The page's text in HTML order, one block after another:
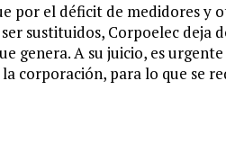
por el déficit de medidores y
sustituidos, Corpoelec deja
genera. A su juicio, es
corporación, para lo que se